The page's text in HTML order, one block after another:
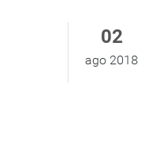
02
ago 2018